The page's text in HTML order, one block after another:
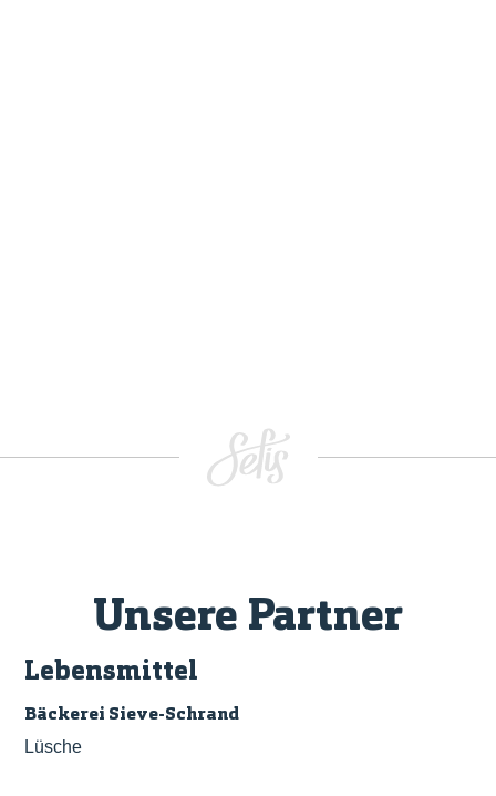
Unsere Partner
Lebensmittel
Bäckerei Sieve-Schrand
Lüsche